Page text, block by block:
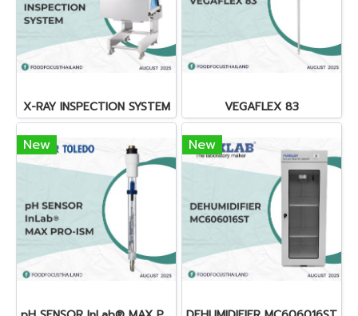
X-RAY INSPECTION SYSTEM VEGAFLEX 83
New New